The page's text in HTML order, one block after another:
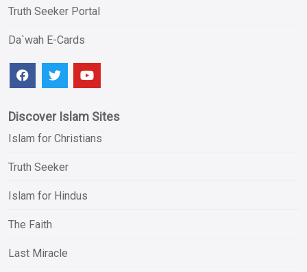
Truth Seeker Portal
Da`wah E-Cards
Discover Islam Sites
Islam for Christians
Truth Seeker
Islam for Hindus
The Faith
Last Miracle